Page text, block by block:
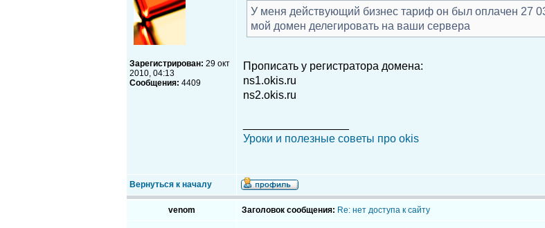
Зарегистрирован: 29 окт
2010, 04:13
Сообщения: 4409
У меня действующий бизнес тариф он был оплачен 27
мой домен делегировать на ваши сервера
Прописать у регистратора домена:
ns1.okis.ru
ns2.okis.ru
Уроки и полезные советы про okis
Вернуться к началу
venom Заголовок сообщения: Re: нет доступа к сайту